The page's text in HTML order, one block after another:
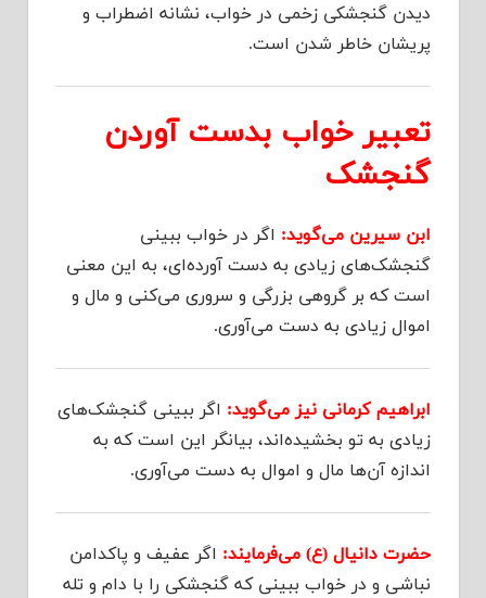
دیدن گنجشکی زخمی در خواب، نشانه اضطراب و
پریشان خاطر شدن است.
تعبیر خواب بدست آوردن
گنجشک
ابن سیرین می‌گوید: اگر در خواب ببینی
گنجشک‌های زیادی به دست آورده‌ای، به این معنی
است که بر گروهی بزرگی و سروری می‌کنی و مال و
اموال زیادی به دست می‌آوری.
ابراهیم کرمانی نیز می‌گوید: اگر ببینی گنجشک‌های
زیادی به تو بخشیده‌اند، بیانگر این است که به
اندازه آن‌ها مال و اموال به دست می‌آوری.
حضرت دانیال (ع) می‌فرمایند: اگر عفیف و پاکدامن
نباشی و در خواب ببینی که گنجشکی را با دام و تله